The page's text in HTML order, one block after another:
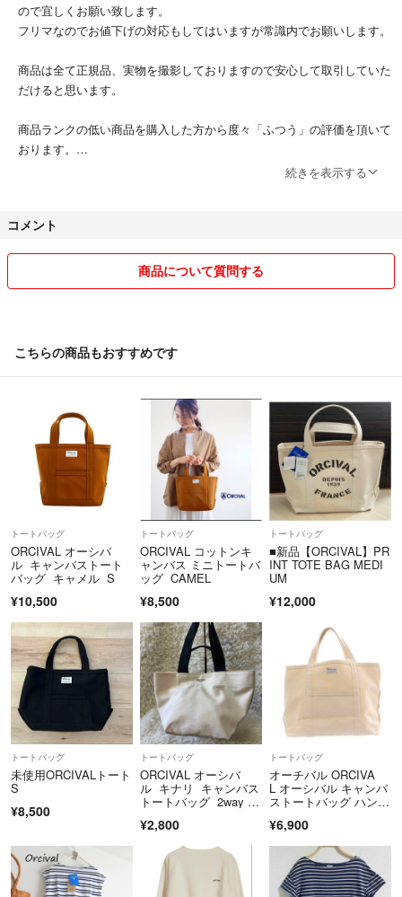
ので宜しくお願い致します。
フリマなのでお値下げの対応もしてはいますが常識内でお願いします。
商品は全て正規品、実物を撮影しておりますので安心して取引していた
だけると思います。
商品ランクの低い商品を購入した方から度々「ふつう」の評価を頂いて
おります。
あくまで中古でありますので、より良い物をお求めの場合はランクの高
続きを表示する
コメント
商品について質問する
こちらの商品もおすすめです
トートバッグ
ORCIVAL オーシバ
ル キャンバストート
バッグ キャメル S
¥10,500
トートバッグ
ORCIVAL コットンキ
ャンバス ミニトートバ
ッグ CAMEL
¥8,500
トートバッグ
■新品【ORCIVAL】PR
INT TOTE BAG MEDI
UM
¥12,000
トートバッグ
未使用ORCIVALトート
S
¥8,500
トートバッグ
ORCIVAL オーシバ
ル キナリ キャンバス
トートバッグ 2way 肩
¥2,800
トートバッグ
オーチバル ORCIVA
L オーシバル キャンバ
ストートバッグ ハンド
¥6,900